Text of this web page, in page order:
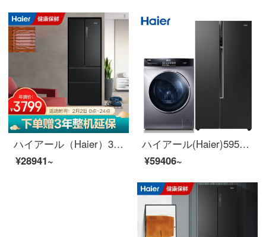
ハイアール（Haier）331リットルダブル周波数変换风冷无霜多门4ドアの冷蔵库1段のエネルギー効率3段保存DEO正味母子専用エリア保存BCD-331 WLHFD 78 D 9 U 1
¥28941~
ハイアール(Haier)595リットルの周波数変换风冷无霜ドアの冷蔵库+10 KG知能投入ロール洗濯机全自动洗濯乾燥一体
¥59406~